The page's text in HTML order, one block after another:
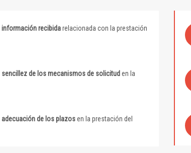
información recibidarelacionada con la prestación
sencillez de los mecanismos de solicitud en la
adecuación de los plazosen la prestación del